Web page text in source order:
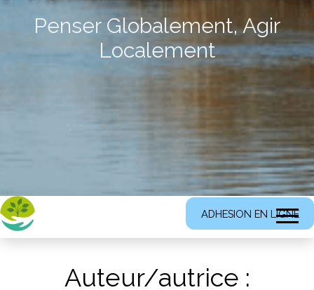
Penser Globalement, Agir
Localement
ADHESION EN LIGNE
Auteur/autrice :